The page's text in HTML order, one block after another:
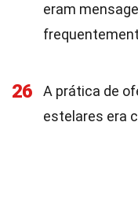
eram
26
A prática de
estelares era